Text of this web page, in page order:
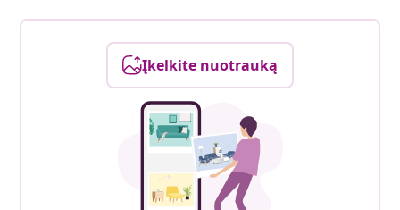
Įkelkite nuotrauką